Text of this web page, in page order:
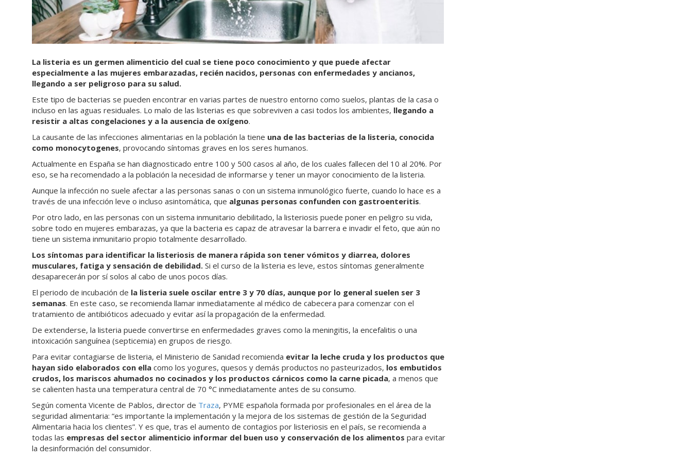
La listeria es un germen alimenticio del cual se tiene poco conocimiento y que puede afectar
especialmente a las mujeres embarazadas, recién nacidos, personas con enfermedades y ancianos,
llegando a ser peligroso para su salud.
Este tipo de bacterias se pueden encontrar en varias partes de nuestro entorno como suelos, plantas de la casa o
incluso en las aguas residuales. Lo malo de las listerias es que sobreviven a casi todos los ambientes, llegando a
resistir a altas congelaciones y a la ausencia de oxígeno.
La causante de las infecciones alimentarias en la población la tiene una de las bacterias de la listeria, conocida
como monocytogenes, provocando síntomas graves en los seres humanos.
Actualmente en España se han diagnosticado entre 100 y 500 casos al año, de los cuales fallecen del 10 al 20%. Por
eso, se ha recomendado a la población la necesidad de informarse y tener un mayor conocimiento de la listeria.
Aunque la infección no suele afectar a las personas sanas o con un sistema inmunológico fuerte, cuando lo hace es a
través de una infección leve o incluso asintomática, que algunas personas confunden con gastroenteritis.
Por otro lado, en las personas con un sistema inmunitario debilitado, la listeriosis puede poner en peligro su vida,
sobre todo en mujeres embarazas, ya que la bacteria es capaz de atravesar la barrera e invadir el feto, que aún no
tiene un sistema inmunitario propio totalmente desarrollado.
Los síntomas para identificar la listeriosis de manera rápida son tener vómitos y diarrea, dolores
musculares, fatiga y sensación de debilidad. Si el curso de la listeria es leve, estos síntomas generalmente
desaparecerán por sí solos al cabo de unos pocos días.
El periodo de incubación de la listeria suele oscilar entre 3 y 70 días, aunque por lo general suelen ser 3
semanas. En este caso, se recomienda llamar inmediatamente al médico de cabecera para comenzar con el
tratamiento de antibióticos adecuado y evitar así la propagación de la enfermedad.
De extenderse, la listeria puede convertirse en enfermedades graves como la meningitis, la encefalitis o una
intoxicación sanguínea (septicemia) en grupos de riesgo.
Para evitar contagiarse de listeria, el Ministerio de Sanidad recomienda evitar la leche cruda y los productos que
hayan sido elaborados con ella como los yogures, quesos y demás productos no pasteurizados, los embutidos
crudos, los mariscos ahumados no cocinados y los productos cárnicos como la carne picada, a menos que
se calienten hasta una temperatura central de 70 °C inmediatamente antes de su consumo.
Según comenta Vicente de Pablos, director de Traza, PYME española formada por profesionales en el área de la
seguridad alimentaria: “es importante la implementación y la mejora de los sistemas de gestión de la Seguridad
Alimentaria hacia los clientes”. Y es que, tras el aumento de contagios por listeriosis en el país, se recomienda a
todas las empresas del sector alimenticio informar del buen uso y conservación de los alimentos para evitar
la desinformación del consumidor.